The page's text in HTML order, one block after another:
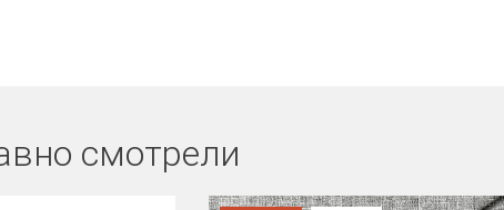
смотрели